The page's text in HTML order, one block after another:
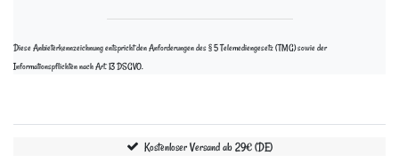
Diese Anbieterkennzeichnung entspricht den Anforderungen des § 5 Telemediengesetz (TMG) sowie der
Informationspflichten nach Art. 13 DSGVO.
Kostenloser Versand ab 29€ (DE)